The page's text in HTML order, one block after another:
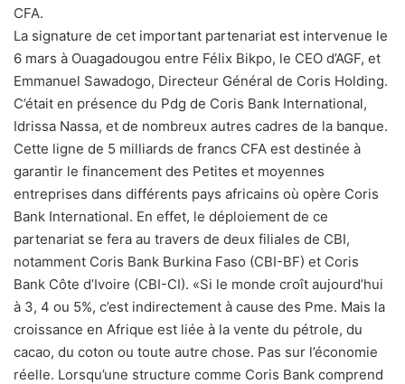
CFA.
La signature de cet important partenariat est intervenue le
6 mars à Ouagadougou entre Félix Bikpo, le CEO d’AGF, et
Emmanuel Sawadogo, Directeur Général de Coris Holding.
C’était en présence du Pdg de Coris Bank International,
Idrissa Nassa, et de nombreux autres cadres de la banque.
Cette ligne de 5 milliards de francs CFA est destinée à
garantir le financement des Petites et moyennes
entreprises dans différents pays africains où opère Coris
Bank International. En effet, le déploiement de ce
partenariat se fera au travers de deux filiales de CBI,
notamment Coris Bank Burkina Faso (CBI-BF) et Coris
Bank Côte d’Ivoire (CBI-CI). «Si le monde croît aujourd’hui
à 3, 4 ou 5%, c’est indirectement à cause des Pme. Mais la
croissance en Afrique est liée à la vente du pétrole, du
cacao, du coton ou toute autre chose. Pas sur l’économie
réelle. Lorsqu’une structure comme Coris Bank comprend